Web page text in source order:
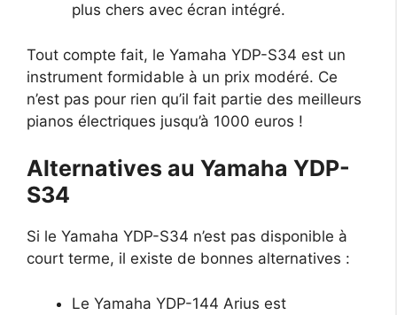
plus chers avec écran intégré.
Tout compte fait, le Yamaha YDP-S34 est un
instrument formidable à un prix modéré. Ce
n’est pas pour rien qu’il fait partie des meilleurs
pianos électriques jusqu’à 1000 euros !
Alternatives au Yamaha YDP-
S34
Si le Yamaha YDP-S34 n’est pas disponible à
court terme, il existe de bonnes alternatives :
Le Yamaha YDP-144 Arius est